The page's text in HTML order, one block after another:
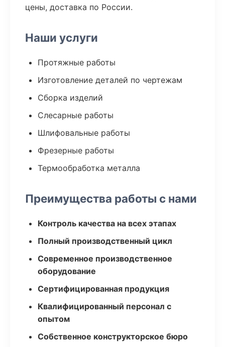
цены, доставка по России.
Наши услуги
Протяжные работы
Изготовление деталей по чертежам
Сборка изделий
Слесарные работы
Шлифовальные работы
Фрезерные работы
Термообработка металла
Преимущества работы с нами
Контроль качества на всех этапах
Полный производственный цикл
Современное производственное
оборудование
Сертифицированная продукция
Квалифицированный персонал с
опытом
Собственное конструкторское бюро